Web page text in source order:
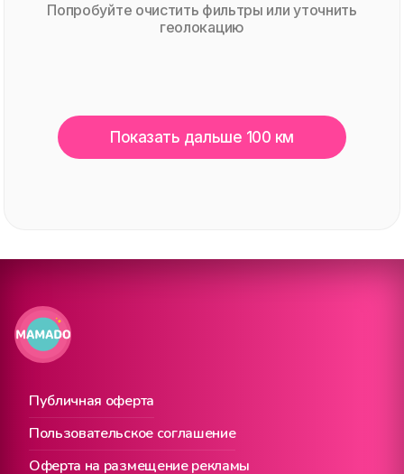
Попробуйте очистить фильтры или уточнить
геолокацию
Показать дальше 100 км
Публичная оферта
Пользовательское соглашение
Оферта на размещение рекламы